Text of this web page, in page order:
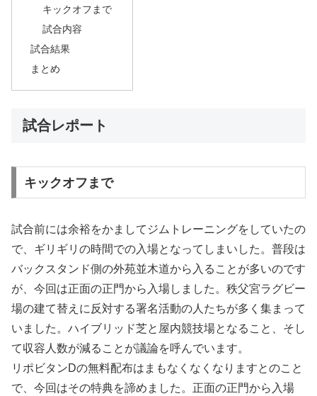
キックオフまで
試合内容
試合結果
まとめ
試合レポート
キックオフまで
試合前には余裕をかましてジムトレーニングをしていたの
で、ギリギリの時間での入場となってしまいした。普段は
バックスタンド側の外苑並木道から入ることが多いのです
が、今回は正面の正門から入場しました。秩父宮ラグビー
場の建て替えに反対する署名活動の人たちが多く集まって
いました。ハイブリッド芝と屋内競技場となること、そし
て収容人数が減ることが議論を呼んでいます。
リポビタンDの無料配布はまもなくなくなりますとのこと
で、今回はその特典を諦めました。正面の正門から入場